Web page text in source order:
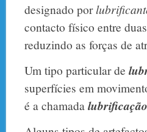
designado por
contacto físico entre
reduzindo as forças de
Um tipo particular de
superfícies em
é a chamada